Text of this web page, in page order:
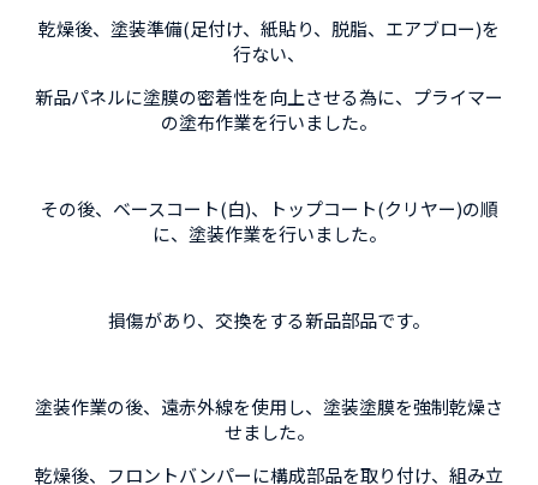
乾燥後、塗装準備(足付け、紙貼り、脱脂、エアブロー)を
行ない、
新品パネルに塗膜の密着性を向上させる為に、プライマー
の塗布作業を行いました。
その後、ベースコート(白)、トップコート(クリヤー)の順
に、塗装作業を行いました。
損傷があり、交換をする新品部品です。
塗装作業の後、遠赤外線を使用し、塗装塗膜を強制乾燥さ
せました。
乾燥後、フロントバンパーに構成部品を取り付け、組み立